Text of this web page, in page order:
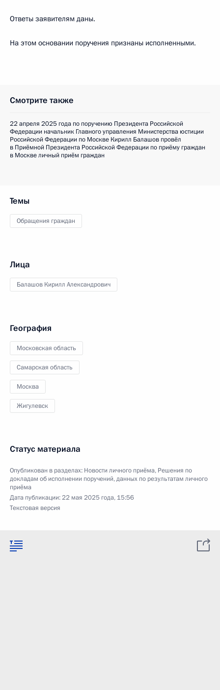
Ответы заявителям даны.
На этом основании поручения признаны исполненными.
Смотрите также
22 апреля 2025 года по поручению Президента Российской
Федерации начальник Главного управления Министерства юстиции
Российской Федерации по Москве Кирилл Балашов провёл
в Приёмной Президента Российской Федерации по приёму граждан
в Москве личный приём граждан
Темы
Обращения граждан
Лица
Балашов Кирилл Александрович
География
Московская область
Самарская область
Москва
Жигулевск
Статус материала
Опубликован в разделах: Новости личного приёма, Решения по
докладам об исполнении поручений, данных по результатам личного
приёма
Дата публикации:22 мая 2025 года, 15:56
Текстовая версия